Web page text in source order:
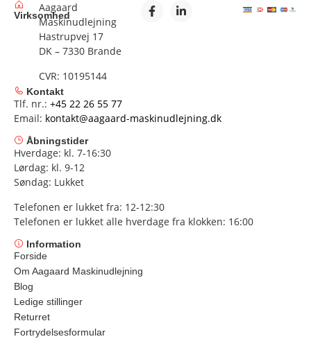
Virksomhed
Aagaard
Maskinudlejning
Hastrupvej 17
DK – 7330 Brande
CVR: 10195144
Kontakt
Tlf. nr.: +45 22 26 55 77
Email: kontakt@aagaard-maskinudlejning.dk
Åbningstider
Hverdage: kl. 7-16:30
Lørdag: kl. 9-12
Søndag: Lukket
Telefonen er lukket fra: 12-12:30
Telefonen er lukket alle hverdage fra klokken: 16:00
Information
Forside
Om Aagaard Maskinudlejning
Blog
Ledige stillinger
Returret
Fortrydelsesformular